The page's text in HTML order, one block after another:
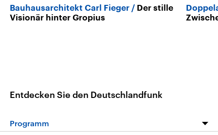
Bauhausarchitekt Carl Fieger
Der stille
Visionär hinter Gropius
Entdecken Sie den Deutschlandfunk
Programm